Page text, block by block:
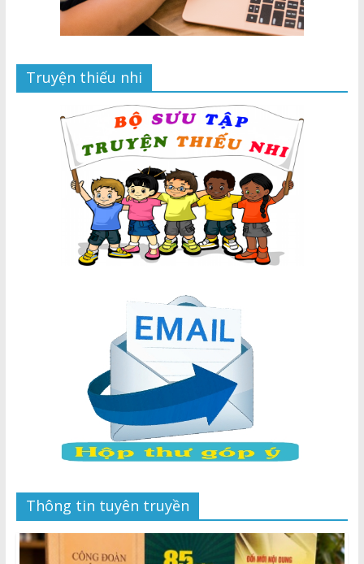
Truyện thiếu nhi
Thông tin tuyên truyền